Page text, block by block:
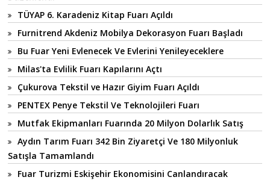
TÜYAP 6. Karadeniz Kitap Fuarı Açıldı
Furnitrend Akdeniz Mobilya Dekorasyon Fuarı Başladı
Bu Fuar Yeni Evlenecek Ve Evlerini Yenileyeceklere
Milas'ta Evlilik Fuarı Kapılarını Açtı
Çukurova Tekstil ve Hazır Giyim Fuarı Açıldı
PENTEX Penye Tekstil Ve Teknolojileri Fuarı
Mutfak Ekipmanları Fuarında 20 Milyon Dolarlık Satış
Aydın Tarım Fuarı 342 Bin Ziyaretçi Ve 180 Milyonluk
Satışla Tamamlandı
Fuar Turizmi Eskişehir Ekonomisini Canlandıracak